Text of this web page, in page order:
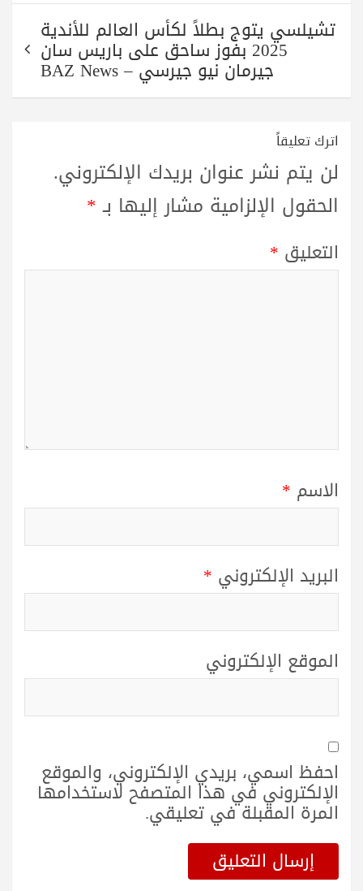
تشيلسي يتوج بطلاً لكأس العالم للأندية
2025 بفوز ساحق على باريس سان
جيرمان نيو جيرسي – BAZ News
اترك تعليقاً
لن يتم نشر عنوان بريدك الإلكتروني.
الحقول الإلزامية مشار إليها بـ*
التعليق *
الاسم *
البريد الإلكتروني *
الموقع الإلكتروني
احفظ اسمي، بريدي الإلكتروني، والموقع
الإلكتروني في هذا المتصفح لاستخدامها
المرة المقبلة في تعليقي.